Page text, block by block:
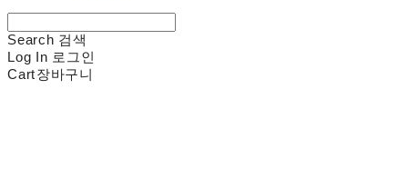
Search 검색
Log In 로그인
Cart장바구니